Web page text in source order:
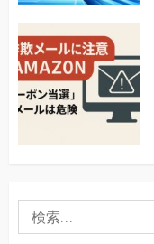
索: